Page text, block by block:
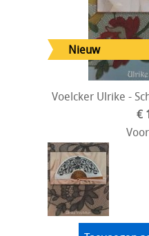
Voelcker Ulrike -
€